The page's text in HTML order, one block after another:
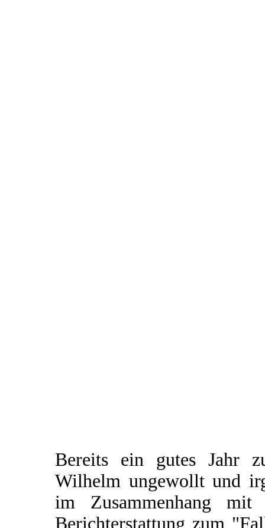
Bereits ein gutes Jahr
Wilhelm ungewollt und
im Zusammenhang mit
Berichterstattung zum